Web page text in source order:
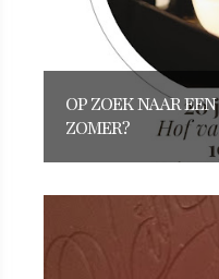
OP ZOEK NAAR
ZOMER?